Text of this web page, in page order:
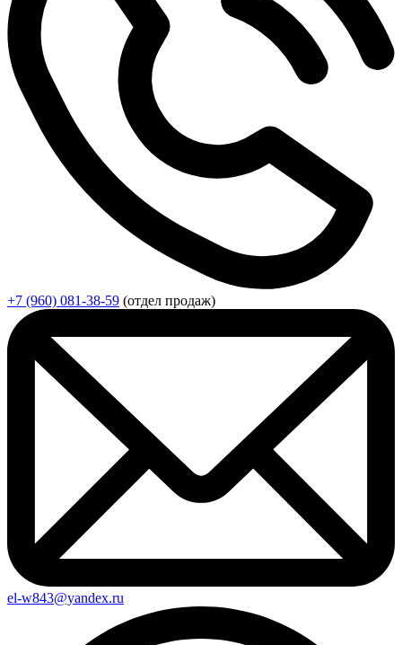
+7 (960) 081-38-59 (отдел продаж)
el-w843@yandex.ru